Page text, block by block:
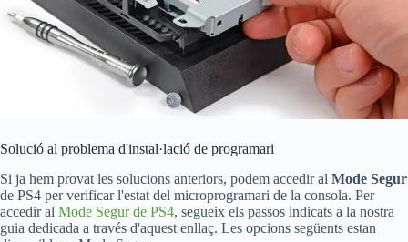
Solució al problema d'instal·lació de programari
Si ja hem provat les solucions anteriors, podem accedir al Mode Segur
de PS4 per verificar l'estat del microprogramari de la consola. Per
accedir al Mode Segur de PS4, segueix els passos indicats a la nostra
guia dedicada a través d'aquest enllaç. Les opcions següents estan